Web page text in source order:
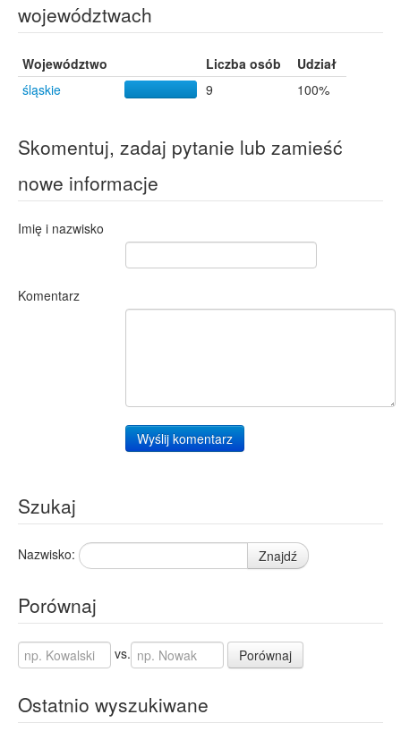
województwach
Województwo Liczba osób
Udział
śląskie
9 100%
Skomentuj, zadaj pytanie lub zamieść
nowe informacje
Imię i nazwisko
Komentarz
Wyślij komentarz
Szukaj
Nazwisko: Znajdź
Porównaj
vs. Porównaj
Ostatnio wyszukiwane